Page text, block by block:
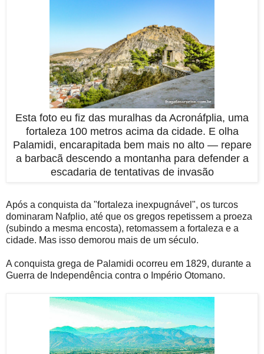
Esta foto eu fiz das muralhas da Acronáfplia, uma
fortaleza 100 metros acima da cidade. E olha
Palamidi, encarapitada bem mais no alto — repare
a barbacã descendo a montanha para defender a
escadaria de tentativas de invasão
Após a conquista da "fortaleza inexpugnável", os turcos
dominaram Nafplio, até que os gregos repetissem a proeza
(subindo a mesma encosta), retomassem a fortaleza e a
cidade. Mas isso demorou mais de um século.
A conquista grega de Palamidi ocorreu em 1829, durante a
Guerra de Independência contra o Império Otomano.